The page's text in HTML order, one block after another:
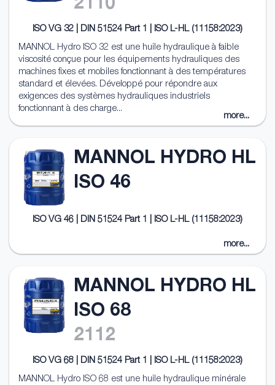
2110
ISO VG 32 | DIN 51524 Part 1 | ISO L-HL (11158:2023)
MANNOL Hydro ISO 32 est une huile hydraulique à faible
viscosité conçue pour les équipements hydrauliques des
machines fixes et mobiles fonctionnant à des températures
standard et élevées. Développé pour répondre aux
exigences des systèmes hydrauliques industriels
fonctionnant à des charge...
more...
MANNOL HYDRO HL
ISO 46
ISO VG 46 | DIN 51524 Part 1 | ISO L-HL (11158:2023)
more...
MANNOL HYDRO HL
ISO 68
2112
ISO VG 68 | DIN 51524 Part 1 | ISO L-HL (11158:2023)
MANNOL Hydro ISO 68 est une huile hydraulique minérale